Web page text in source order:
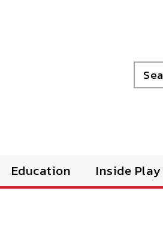
Education Inside Play